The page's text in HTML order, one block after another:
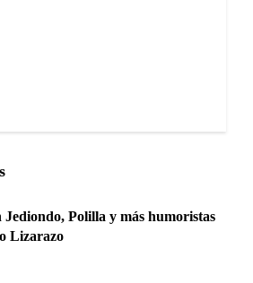
Polilla y más humoristas
Lizarazo